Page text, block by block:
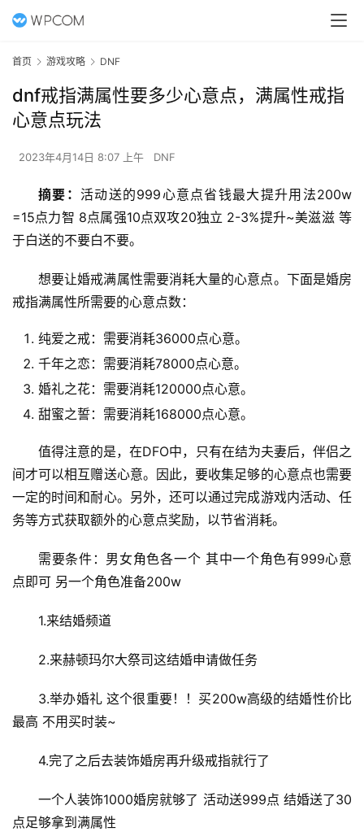
首页 游戏攻略 DNF
dnf戒指满属性要多少心意点，满属性戒指
心意点玩法
2023年4月14日 8:07 上午 DNF
摘要： 活动送的999心意点省钱最大提升用法200w
=15点力智 8点属强10点双攻20独立 2-3%提升~美滋滋 等
于白送的不要白不要。
想要让婚戒满属性需要消耗大量的心意点。下面是婚房
戒指满属性所需要的心意点数：
纯爱之戒：需要消耗36000点心意。
千年之恋：需要消耗78000点心意。
婚礼之花：需要消耗120000点心意。
甜蜜之誓：需要消耗168000点心意。
值得注意的是，在DFO中，只有在结为夫妻后，伴侣之
间才可以相互赠送心意。因此，要收集足够的心意点也需要
一定的时间和耐心。另外，还可以通过完成游戏内活动、任
务等方式获取额外的心意点奖励，以节省消耗。
需要条件：男女角色各一个 其中一个角色有999心意
点即可 另一个角色准备200w
1.来结婚频道
2.来赫顿玛尔大祭司这结婚申请做任务
3.举办婚礼 这个很重要！！买200w高级的结婚性价比
最高 不用买时装~
4.完了之后去装饰婚房再升级戒指就行了
一个人装饰1000婚房就够了 活动送999点 结婚送了30
点足够拿到满属性